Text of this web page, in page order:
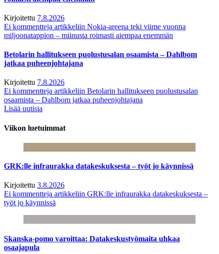
Kirjoitettu 7.8.2026
Ei kommentteja artikkeliin Nokia-areena teki viime vuonna
miljoonatappion – miinusta roimasti aiempaa enemmän
Betolarin hallitukseen puolustusalan osaamista – Dahlbom
jatkaa puheenjohtajana
Kirjoitettu 7.8.2026
Ei kommentteja artikkeliin Betolarin hallitukseen puolustusalan
osaamista – Dahlbom jatkaa puheenjohtajana
Lisää uutisia
Viikon luetuimmat
GRK:lle infraurakka datakeskuksesta – työt jo käynnissä
Kirjoitettu 3.8.2026
Ei kommentteja artikkeliin GRK:lle infraurakka datakeskuksesta –
työt jo käynnissä
Skanska-pomo varoittaa: Datakeskustyömaita uhkaa
osaajapula